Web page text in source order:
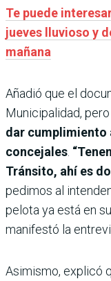
Te puede
jueves lluvioso y
mañana
Añadió que el
Municipalidad, pero
dar cumplimiento
concejales.
Tránsito, ahí es
pedimos al
pelota ya está en
manifestó la
Asimismo, explicó